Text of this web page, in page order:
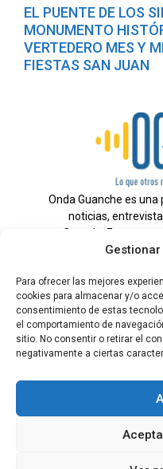
Para ofrecer las mejores
cookies para almacenar y/o
consentimiento de estas
el comportamiento de
sitio. No consentir o retirar el
negativamente a ciertas
EL PUENTE DE LOS
MONUMENTO
VERTEDERO MES Y
FIESTAS SAN JUAN
Onda Guanche es
noticias,
Canaria. Estamos
información veraz y
Todos los derechos reservados.
Radio
Contacto
Aviso Legal